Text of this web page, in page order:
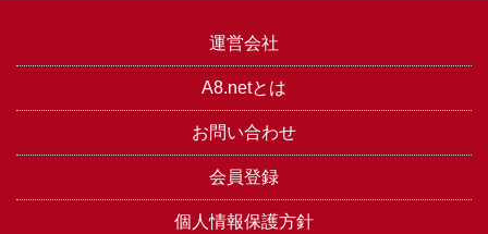
運営会社
A8.netとは
お問い合わせ
会員登録
個人情報保護方針